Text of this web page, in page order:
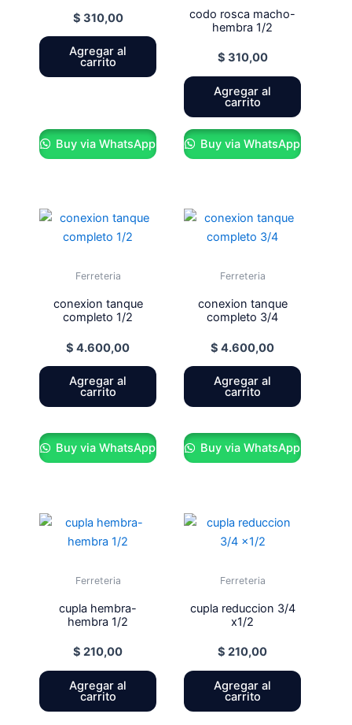
$ 310,00
Agregar al
carrito
Buy via WhatsApp
codo rosca macho-
hembra 1/2
$ 310,00
Agregar al
carrito
Buy via WhatsApp
Ferreteria
conexion tanque
completo 1/2
$ 4.600,00
Agregar al
carrito
Buy via WhatsApp
Ferreteria
conexion tanque
completo 3/4
$ 4.600,00
Agregar al
carrito
Buy via WhatsApp
Ferreteria
cupla hembra-
hembra 1/2
$ 210,00
Agregar al
carrito
Ferreteria
cupla reduccion 3/4
x1/2
$ 210,00
Agregar al
carrito